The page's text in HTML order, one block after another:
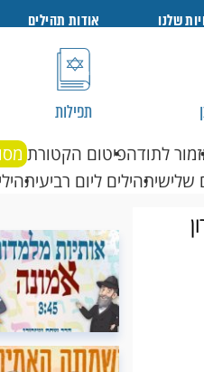
שלנו אודות תהילים
תפילות
לתודהפיטום הקטורת
שלישיתהילים ליום רביעי